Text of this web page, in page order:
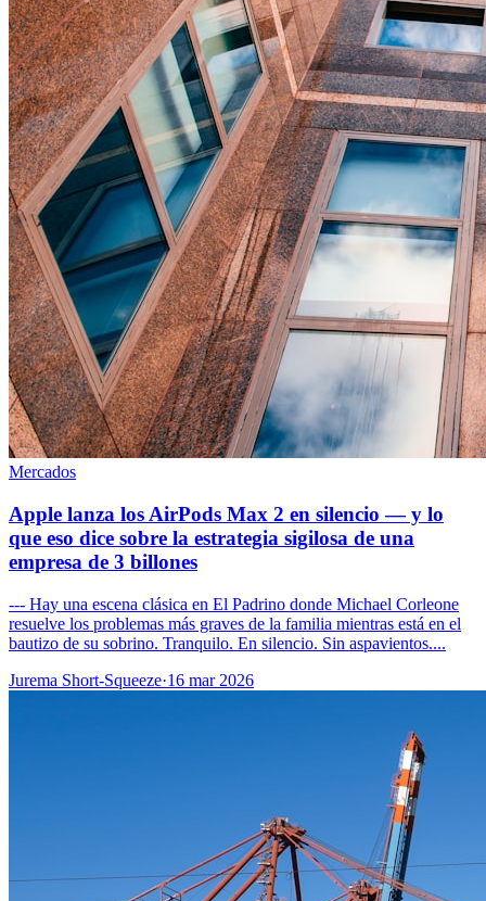
Mercados
Apple lanza los AirPods Max 2 en silencio — y lo
que eso dice sobre la estrategia sigilosa de una
empresa de 3 billones
--- Hay una escena clásica en El Padrino donde Michael Corleone
resuelve los problemas más graves de la familia mientras está en el
bautizo de su sobrino. Tranquilo. En silencio. Sin aspavientos....
Jurema Short-Squeeze·16 mar 2026